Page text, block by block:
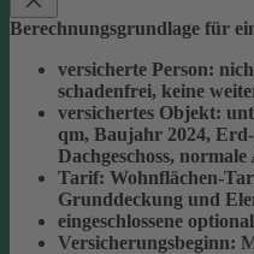
Berechnungsgrundlage für
versicherte Person:
schadenfrei, keine
versichertes Objekt:
qm, Baujahr 2024, Erd-
Dachgeschoss,
Tarif: Wohnflächen-
Grunddeckung und
eingeschlossene
Versicherungsbeginn: